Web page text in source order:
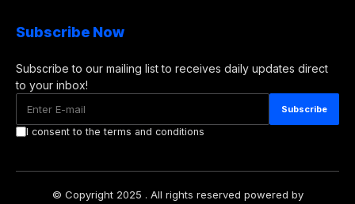
Subscribe Now
Subscribe to our mailing list to receives daily updates direct
to your inbox!
I consent to the terms and conditions
© Copyright 2025 . All rights reserved powered by